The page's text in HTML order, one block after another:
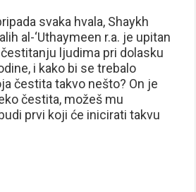
svaka hvala, Shaykh
al-‘Uthaymeen r.a. je upitan
ljudima pri dolasku
i kako bi se trebalo
čestita takvo nešto? On je
čestita, možeš mu
prvi koji će inicirati takvu